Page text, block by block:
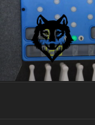
springen